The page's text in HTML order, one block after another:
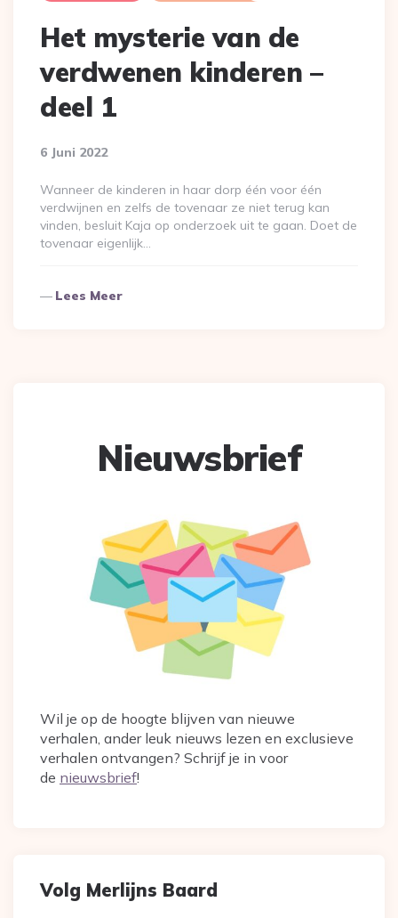
Het mysterie van de
verdwenen kinderen –
deel 1
6 Juni 2022
Wanneer de kinderen in haar dorp één voor één
verdwijnen en zelfs de tovenaar ze niet terug kan
vinden, besluit Kaja op onderzoek uit te gaan. Doet de
tovenaar eigenlijk…
Lees Meer
Nieuwsbrief
Wil je op de hoogte blijven van nieuwe
verhalen, ander leuk nieuws lezen en exclusieve
verhalen ontvangen? Schrijf je in voor
de nieuwsbrief!
Volg Merlijns Baard